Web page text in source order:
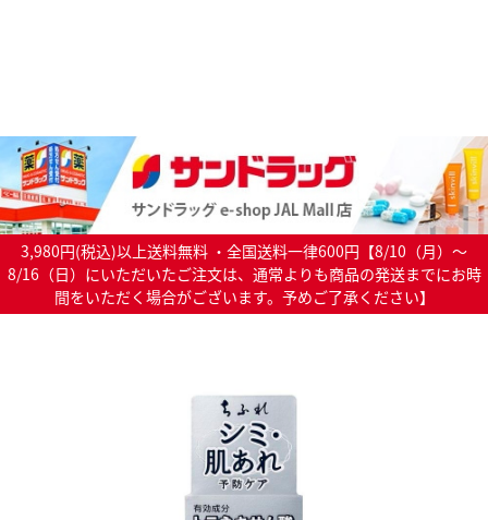
3,980円(税込)以上送料無料 ・全国送料一律600円【8/10（月）～
8/16（日）にいただいたご注文は、通常よりも商品の発送までにお時
間をいただく場合がございます。予めご了承ください】